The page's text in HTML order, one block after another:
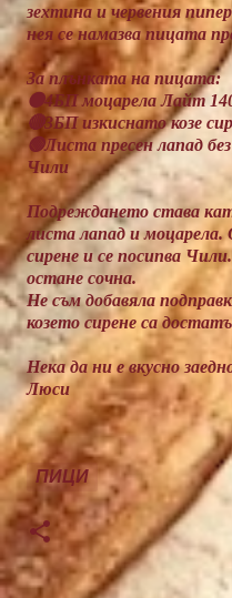
зехтина и червения
нея се намазва пицата
За плънката на пицата:
🟠4БП моцарела Лайт
🔴3БП изкиснато козе
🟢Листа пресен лапад
Чили
Подреждането става
листа лапад и моцарела.
сирене и се посипва Чили.
остане сочна.
Не съм добавяла
козето сирене са
Нека да ни е вкусно
Люси
ПИЦИ